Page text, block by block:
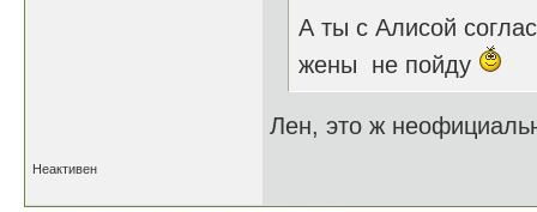
А ты с Алисой
жены не пойду
Лен, это ж
Неактивен